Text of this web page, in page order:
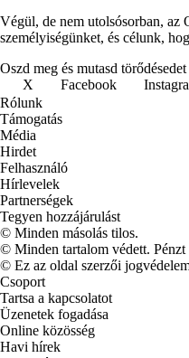
Végül, de nem utolsósorban, az
személyiségünket, és célunk,
Oszd meg és mutasd törődésedet
X
Facebook
Rólunk
Támogatás
Média
Hirdet
Felhasználó
Hírlevelek
Partnerségek
Tegyen hozzájárulást
© Minden másolás tilos.
© Minden tartalom védett. Pénzt
© Ez az oldal szerzői
Csoport
Tartsa a kapcsolatot
Üzenetek fogadása
Online közösség
Havi hírek